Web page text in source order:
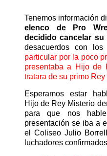
Tenemos información
elenco de Pro
decidido cancelar
desacuerdos con los
particular por la poco
presentaba a Hijo de
tratara de su primo Rey
Esperamos estar
Hijo de Rey Misterio
para que nos
presentación se iba a
el Coliseo Julio
luchadores